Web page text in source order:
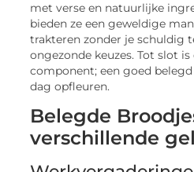
met verse en natuurlijke
bieden ze een geweldige
trakteren zonder je schuldig
ongezonde keuzes. Tot slot
component; een goed
dag opfleuren.
Belegde
verschillende